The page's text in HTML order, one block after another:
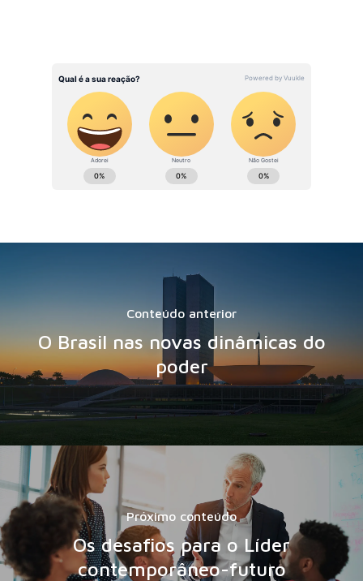
Conteúdo anterior
O Brasil nas novas dinâmicas do
poder
Próximo conteúdo
Os desafios para o Líder
contemporâneo-futuro